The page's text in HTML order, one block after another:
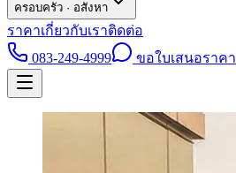
ครอบครัว · อสังหา
ราคาเกี่ยวกับเราติดต่อ
083-249-4999
ขอใบเสนอราคา